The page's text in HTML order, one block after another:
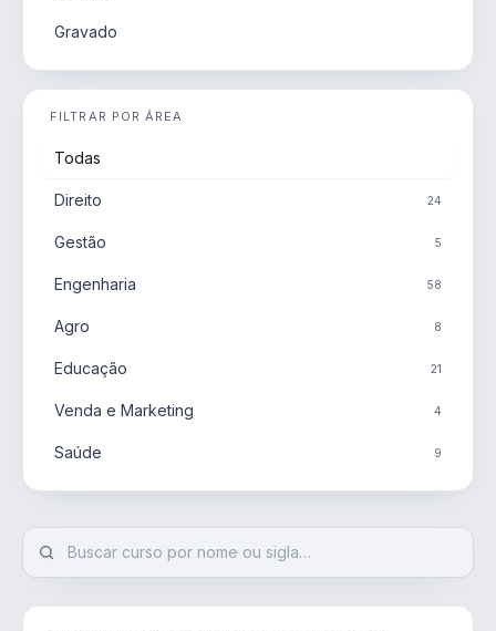
Gravado
FILTRAR POR ÁREA
Todas
Direito 24
Gestão 5
Engenharia 58
Agro 8
Educação 21
Venda e Marketing 4
Saúde 9